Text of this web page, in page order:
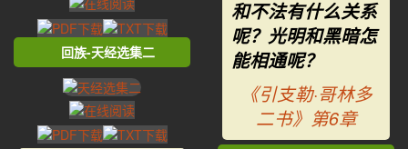
回族-天经选集二
和不法有什么关系
呢？光明和黑暗怎
能相通呢？
《引支勒·哥林多
二书》第6章